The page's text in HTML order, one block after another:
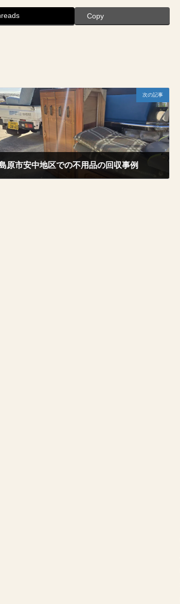
Copy
次の記事
原市安中地区での不用品の回収事例